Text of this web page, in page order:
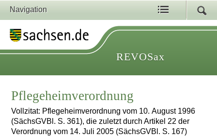
Navigation
REVOSax
Pflegeheimverordnung
Vollzitat: Pflegeheimverordnung vom 10. August 1996
(SächsGVBl. S. 361), die zuletzt durch Artikel 22 der
Verordnung vom 14. Juli 2005 (SächsGVBl. S. 167)